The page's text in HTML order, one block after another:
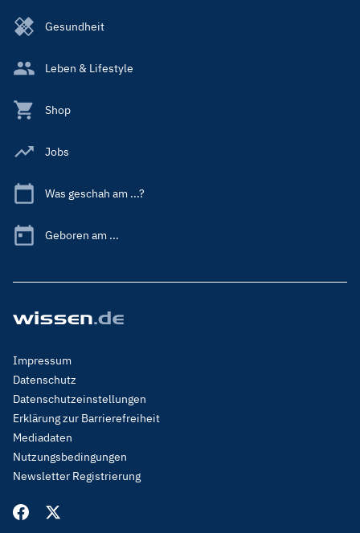
Gesundheit
Leben & Lifestyle
Shop
Jobs
Was geschah am ...?
Geboren am ...
Footer
Menu
Legal
Impressum
Datenschutz
Datenschutzeinstellungen
Erklärung zur Barrierefreiheit
Mediadaten
Nutzungsbedingungen
Newsletter Registrierung